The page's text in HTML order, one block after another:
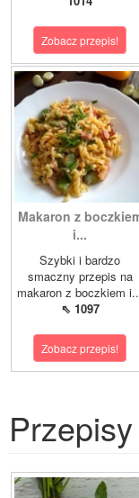
Zobacz przepis!
Makaron z
i...
Szybki i bardzo
smaczny przepis na
makaron z boczkiem
⇖ 1097
Zobacz przepis!